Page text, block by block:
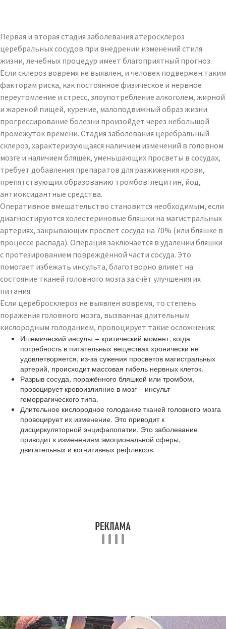
Первая и вторая стадия заболевания атеросклероз
церебральных сосудов при внедрении изменений стиля
жизни, лечебных процедур имеет благоприятный прогноз.
Если склероз вовремя не выявлен, и человек подвержен таким
факторам риска, как постоянное физическое и нервное
переутомление и стресс, злоупотребление алкоголем, жирной
и жареной пищей, курение, малоподвижный образ жизни
прогрессирование болезни произойдёт через небольшой
промежуток времени. Стадия заболевания церебральный
склероз, характеризующаяся наличием изменений в головном
мозге и наличием бляшек, уменьшающих просветы в сосудах,
требует добавления препаратов для разжижения крови,
препятствующих образованию тромбов: лецитин, йод,
антиоксидантные средства.
Оперативное вмешательство становится необходимым, если
диагностируются холестериновые бляшки на магистральных
артериях, закрывающих просвет сосуда на 70% (или бляшке в
процессе распада). Операция заключается в удалении бляшки
с протезированием повреждённой части сосуда. Это
помогает избежать инсульта, благотворно влияет на
состояние тканей головного мозга за счёт улучшения их
питания.
Если церебросклероз не выявлен вовремя, то степень
поражения головного мозга, вызванная длительным
кислородным голоданием, провоцирует такие осложнения:
Ишемический инсульт – критический момент, когда
потребность в питательных веществах хронически не
удовлетворяется, из-за сужения просветов магистральных
артерий, происходит массовая гибель нервных клеток.
Разрыв сосуда, поражённого бляшкой или тромбом,
провоцирует кровоизлияние в мозг – инсульт
геморрагического типа.
Длительное кислородное голодание тканей головного мозга
провоцирует их изменение. Это приводит к
дисциркуляторной энцифалопатии. Это заболевание
приводит к изменениям эмоциональной сферы,
двигательных и когнитивных рефлексов.